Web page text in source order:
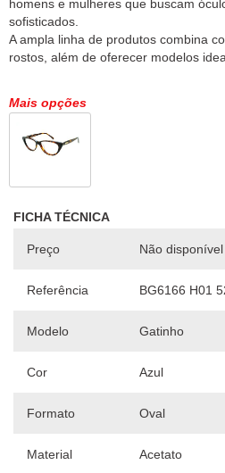
homens e mulheres que buscam
sofisticados.
A ampla linha de produtos combina
Mais opções
FICHA TÉCNICA
Preço Não disponível
Referência BG6166 H01
Modelo Gatinho
Cor Azul
Formato Oval
Material Acetato